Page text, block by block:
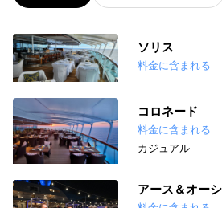
ソリス
料金に含まれる
コロネード
料金に含まれる
カジュアル
アース＆オー